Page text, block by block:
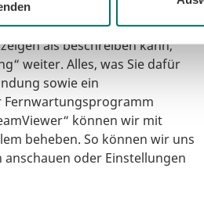
ist oder
als beschreiben kann,
weiter. Alles, was Sie dafür
sowie ein
können wir mit
beheben. So können wir uns
oder Einstellungen